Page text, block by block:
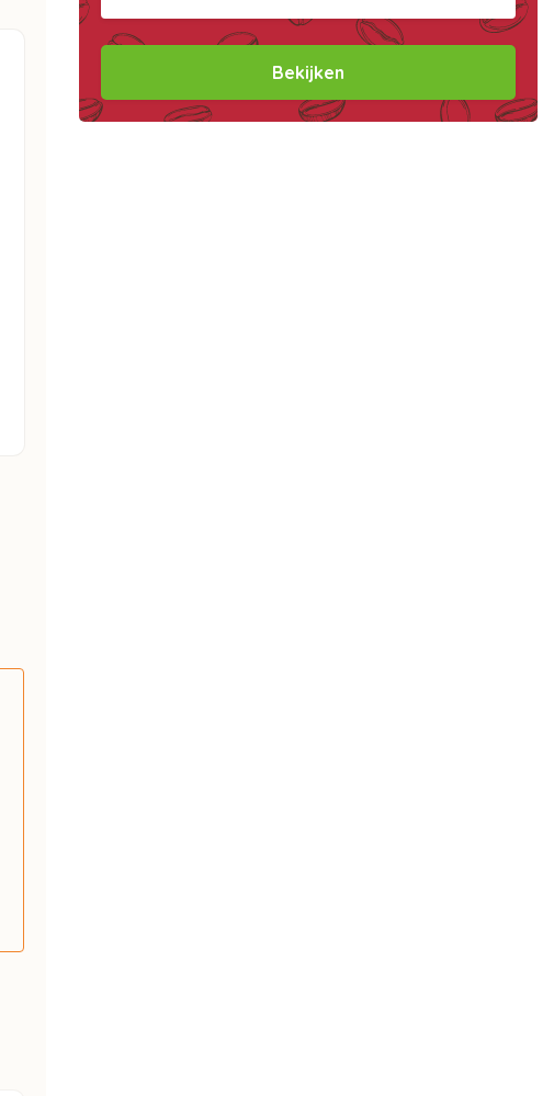
Bekijken